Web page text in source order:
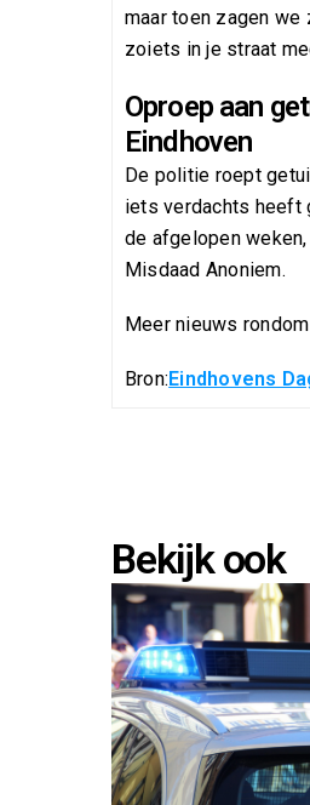
maar toen zagen we
zoiets in je straat
Oproep aan
Eindhoven
De politie roept
iets verdachts heeft
de afgelopen
Misdaad Anoniem.
Meer nieuws
Bron:Eindhovens
Bekijk ook